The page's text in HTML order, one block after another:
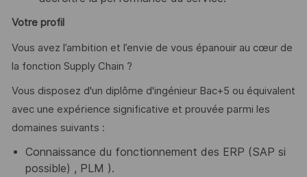
Votre profil
Vous avez l’ambition et l’envie de vous épanouir au cœur de
la fonction Supply Chain ?
Vous disposez d'un diplôme d'ingénieur Bac+5 ou équivalent
avec une expérience significative et prouvée parmi les
domaines suivants :
Connaissance du fonctionnement des ERP (SAP si
possible) , PLM ).